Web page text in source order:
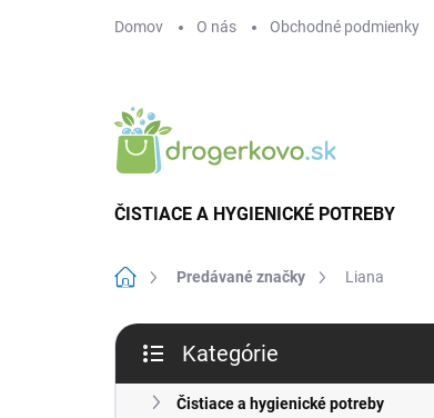
Domov O nás Obchodné podmienky
ČISTIACE A HYGIENICKÉ POTREBY
DomovPredávané značky Liana
B
č
kategórie
Kategórie
Čistiace a hygienické potreby